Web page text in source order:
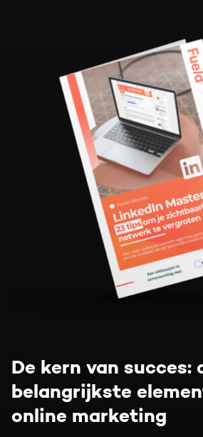
De kern van succes:
belangrijkste
online marketing